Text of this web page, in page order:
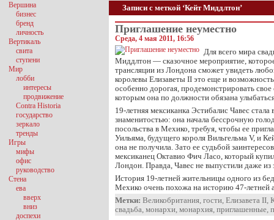
Записи с меткой ‘Кейт Миддлтон’
Приглашение неуместно
Среда, 4 мая 2011, 16:56
Для всего мира
Миддлтон — сказочное мероприятие,
трансляции из Лондона сможет увидеть
королевы Елизаветы II это еще и
особенно дорогая, продемонстрировать
которым она по должности обязана
19-летняя мексиканка Эстибалис Чавес
знаменитостью: она начала бессрочную
посольства в Мехико, требуя, чтобы ее
Уильяма, будущего короля Вильгельма V, и
она не получила. Зато ее судьбой
мексиканец Октавио Фич Ласо, который
Лондон. Правда, Чавес не выпустили даже из
История 19-летней жительницы одного из
Мехико очень похожа на историю 47-летней
Метки: Великобритания, гости, Елизавета II,
свадьба, монархи, монархия, приглашенные,
Вершина
бизнес
бренд
личность
Вертикаль
свита
ступени
Мир
лобби
интересы
продвижение
Contra Historia
государство
зеркало
тренды
Игры
мифы
офис
руководство
Стена
ева
вверх
вниз
доспехи